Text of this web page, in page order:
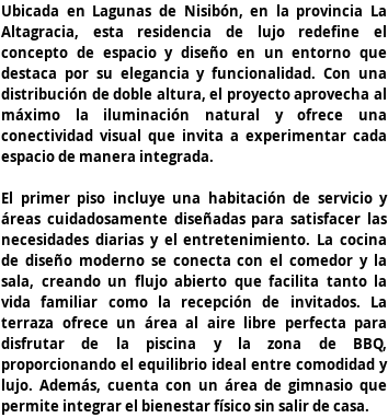
Ubicada en Lagunas de Nisibón, en la provincia La
Altagracia, esta residencia de lujo redefine el
concepto de espacio y diseño en un entorno que
destaca por su elegancia y funcionalidad. Con una
distribución de doble altura, el proyecto aprovecha al
máximo la iluminación natural y ofrece una
conectividad visual que invita a experimentar cada
espacio de manera integrada.
El primer piso incluye una habitación de servicio y
áreas cuidadosamente diseñadas para satisfacer las
necesidades diarias y el entretenimiento. La cocina
de diseño moderno se conecta con el comedor y la
sala, creando un flujo abierto que facilita tanto la
vida familiar como la recepción de invitados. La
terraza ofrece un área al aire libre perfecta para
disfrutar de la piscina y la zona de BBQ,
proporcionando el equilibrio ideal entre comodidad y
lujo. Además, cuenta con un área de gimnasio que
permite integrar el bienestar físico sin salir de casa.